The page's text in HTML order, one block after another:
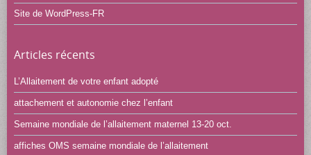
Site de WordPress-FR
Articles récents
L’Allaitement de votre enfant adopté
attachement et autonomie chez l’enfant
Semaine mondiale de l’allaitement maternel 13-20 oct.
affiches OMS semaine mondiale de l’allaitement